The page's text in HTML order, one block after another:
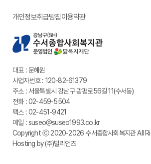
개인정보취급방침이용약관
대표 : 문혜원
사업자번호 : 120-82-61379
주소 : 서울특별시 강남구 광평로56길 11(수서동)
전화 : 02-459-5504
팩스 : 02-451-9421
메일 : suseo@suseo1993.co.kr
Copyright ⓒ2020-2026 수서종합사회복지관All
Hosting by (주)빌리언즈